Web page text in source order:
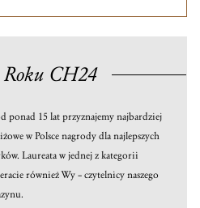
Roku CH24
ponad 15 lat przyznajemy najbardziej
w Polsce nagrody dla najlepszych
Laureata w jednej z kategorii
również Wy – czytelnicy naszego